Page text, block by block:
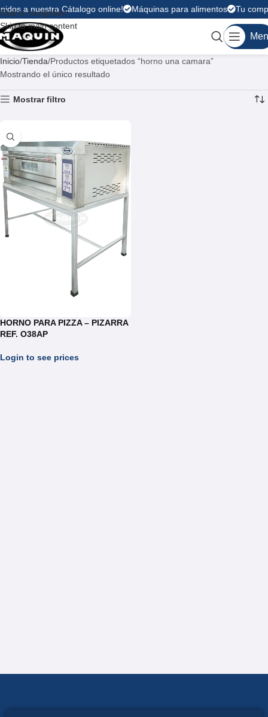
Skip to navigation
Skip to main content
a nuestra Cátalogo online! Máquinas para alimentos Tu
Inicio Tienda Productos etiquetados “horno una camara”
Mostrando el único resultado
Mostrar filtro
HORNO PARA PIZZA – PIZARRA
REF. O38AP
Login to see prices